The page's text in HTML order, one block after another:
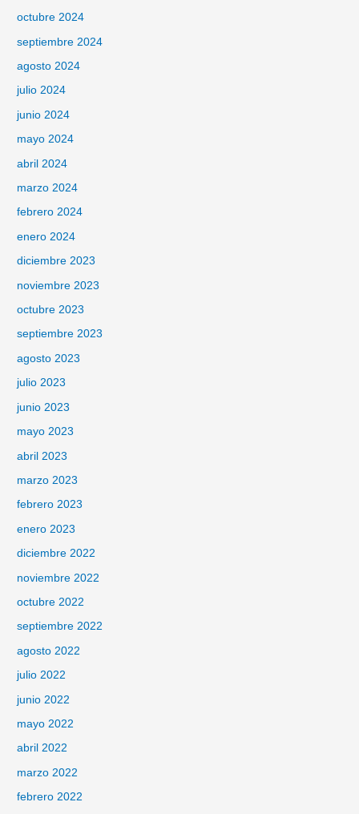
octubre 2024
septiembre 2024
agosto 2024
julio 2024
junio 2024
mayo 2024
abril 2024
marzo 2024
febrero 2024
enero 2024
diciembre 2023
noviembre 2023
octubre 2023
septiembre 2023
agosto 2023
julio 2023
junio 2023
mayo 2023
abril 2023
marzo 2023
febrero 2023
enero 2023
diciembre 2022
noviembre 2022
octubre 2022
septiembre 2022
agosto 2022
julio 2022
junio 2022
mayo 2022
abril 2022
marzo 2022
febrero 2022